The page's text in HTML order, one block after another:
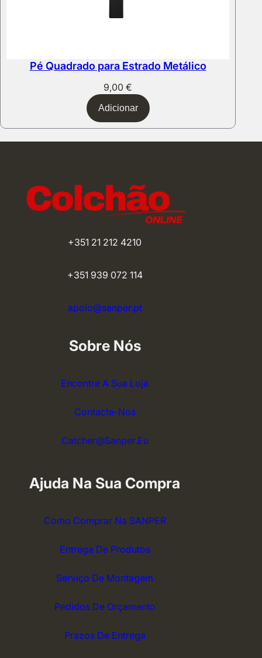
Pé Quadrado para Estrado Metálico
9,00€
Adicionar
+351 21 212 4210
+351 939 072 114
apoio@sanper.pt
Sobre Nós
Encontre A Sua Loja
Contacte-Nos
Catcher@sanper.eu
Ajuda Na Sua Compra
Como Comprar Na SANPER
Entrega De Produtos
Serviço De Montagem
Pedidos De Orçamento
Prazos De Entrega